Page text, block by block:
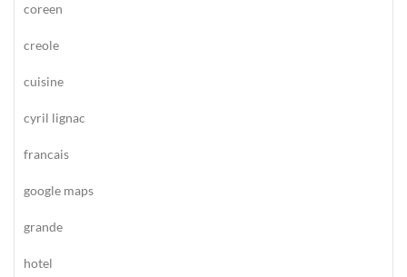
coreen
creole
cuisine
cyril lignac
francais
google maps
grande
hotel